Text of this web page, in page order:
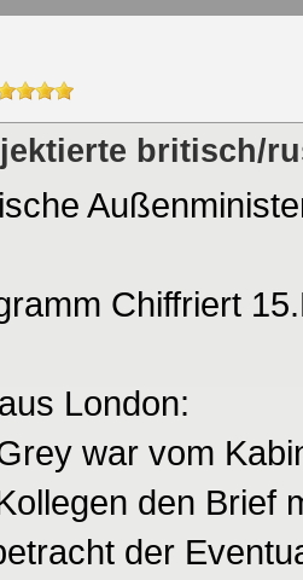
britisch/
Chiffriert
London:
war vom
den Brief
der